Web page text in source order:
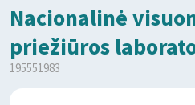
Nacionalinė
priežiūros
195551983